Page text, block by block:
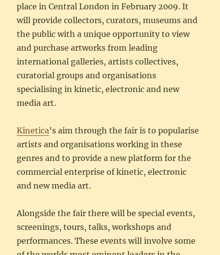
place in Central London in February 2009. It
will provide collectors, curators, museums and
the public with a unique opportunity to view
and purchase artworks from leading
international galleries, artists collectives,
curatorial groups and organisations
specialising in kinetic, electronic and new
media art.
Kinetica’s aim through the fair is to popularise
artists and organisations working in these
genres and to provide a new platform for the
commercial enterprise of kinetic, electronic
and new media art.
Alongside the fair there will be special events,
screenings, tours, talks, workshops and
performances. These events will involve some